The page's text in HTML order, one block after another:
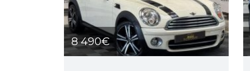
8 490€